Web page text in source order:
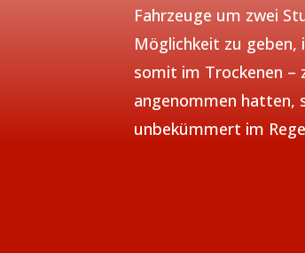
Fahrzeuge um zwei
Möglichkeit zu geben,
somit im Trockenen –
angenommen hatten,
unbekümmert im